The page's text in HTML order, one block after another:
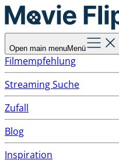
Open main menuMenü
Filmempfehlung
Streaming Suche
Zufall
Blog
Inspiration